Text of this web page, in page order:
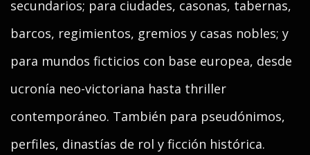
secundarios; para ciudades, casonas, tabernas,
barcos, regimientos, gremios y casas nobles; y
para mundos ficticios con base europea, desde
ucronía neo-victoriana hasta thriller
contemporáneo. También para pseudónimos,
perfiles, dinastías de rol y ficción histórica.